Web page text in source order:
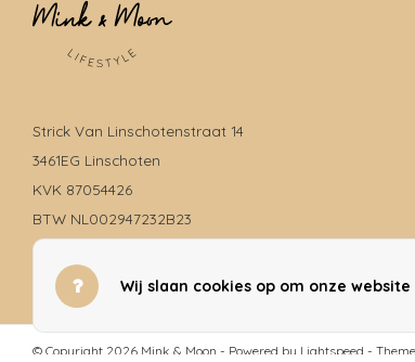
Strick Van Linschotenstraat 14
3461EG Linschoten
KVK 87054426
BTW NL002947232B23
06-19735816
info@mink-moon.nl
© Copyright 2026 Mink & Moon - Powered by Lightspeed -
Wij slaan cookies op om onze